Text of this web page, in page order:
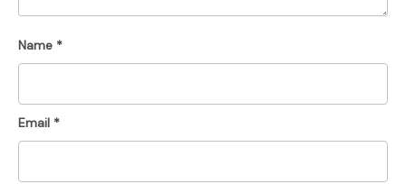
Name *
Email *